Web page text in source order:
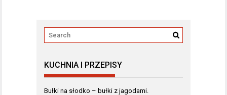
KUCHNIA I PRZEPISY
Bułki na słodko – bułki z jagodami.